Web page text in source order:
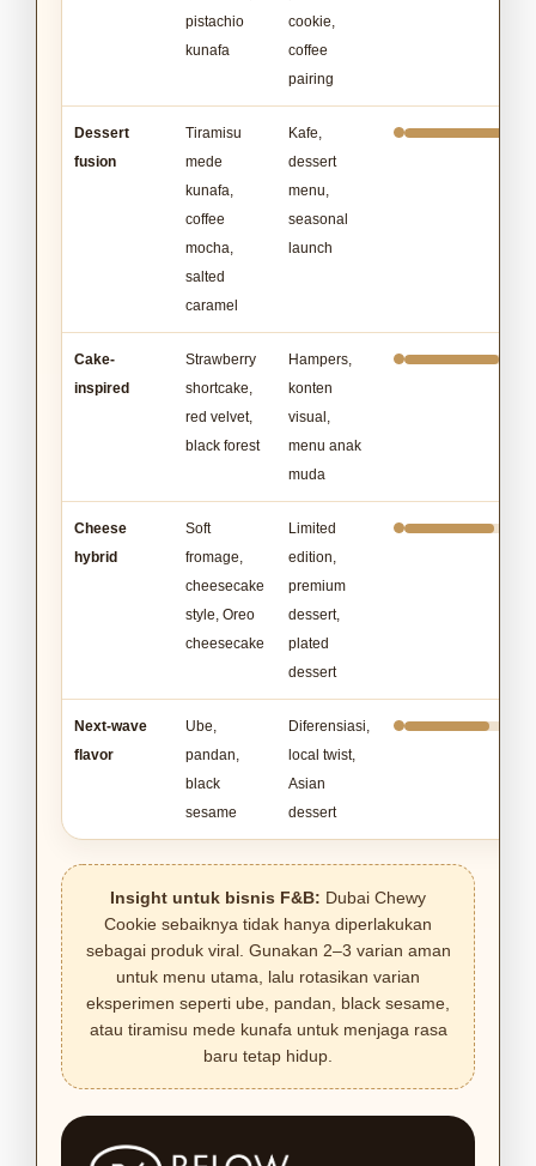
pistachio
kunafa
cookie,
coffee
pairing
Dessert
fusion
Tiramisu
mede
kunafa,
coffee
mocha,
salted
caramel
Kafe,
dessert
menu,
seasonal
launch
Cake-
inspired
Strawberry
shortcake,
red velvet,
black forest
Hampers,
konten
visual,
menu anak
muda
Cheese
hybrid
Soft
fromage,
cheesecake
style, Oreo
cheesecake
Limited
edition,
premium
dessert,
plated
dessert
Next-wave
flavor
Ube,
pandan,
black
sesame
Diferensiasi,
local twist,
Asian
dessert
Insight untuk bisnis F&B: Dubai Chewy
Cookie sebaiknya tidak hanya diperlakukan
sebagai produk viral. Gunakan 2–3 varian aman
untuk menu utama, lalu rotasikan varian
eksperimen seperti ube, pandan, black sesame,
atau tiramisu mede kunafa untuk menjaga rasa
baru tetap hidup.